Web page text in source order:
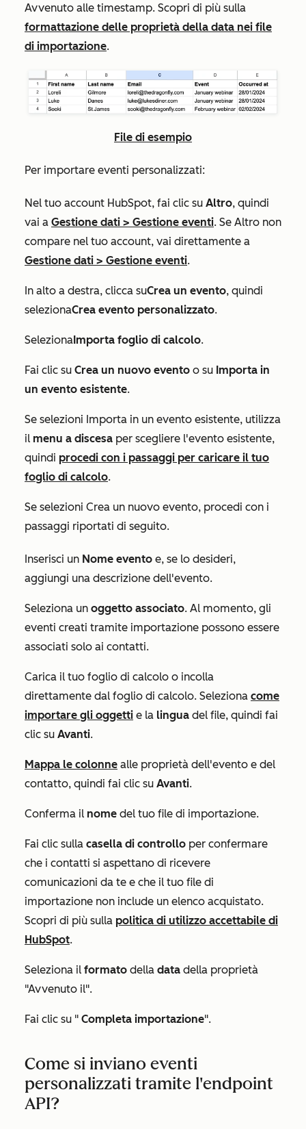
Avvenuto alle timestamp. Scopri di più sulla
formattazione delle proprietà della data nei file
di importazione.
File di esempio
Per importare eventi personalizzati:
Nel tuo account HubSpot, fai clic su Altro, quindi
vai a Gestione dati > Gestione eventi. Se Altro non
compare nel tuo account, vai direttamente a
Gestione dati > Gestione eventi.
In alto a destra, clicca suCrea un evento, quindi
selezionaCrea evento personalizzato.
SelezionaImporta foglio di calcolo.
Fai clic su Crea un nuovo evento o su Importa in
un evento esistente.
Se selezioni Importa in un evento esistente, utilizza
il menu a discesa per scegliere l'evento esistente,
quindi procedi con i passaggi per caricare il tuo
foglio di calcolo.
Se selezioni Crea un nuovo evento, procedi con i
passaggi riportati di seguito.
Inserisci un Nome evento e, se lo desideri,
aggiungi una descrizione dell'evento.
Seleziona un oggetto associato. Al momento, gli
eventi creati tramite importazione possono essere
associati solo ai contatti.
Carica il tuo foglio di calcolo o incolla
direttamente dal foglio di calcolo. Seleziona come
importare gli oggetti e la lingua del file, quindi fai
clic su Avanti.
Mappa le colonne alle proprietà dell'evento e del
contatto, quindi fai clic su Avanti.
Conferma il nome del tuo file di importazione.
Fai clic sulla casella di controllo per confermare
che i contatti si aspettano di ricevere
comunicazioni da te e che il tuo file di
importazione non include un elenco acquistato.
Scopri di più sulla politica di utilizzo accettabile di
HubSpot.
Seleziona il formato della data della proprietà
"Avvenuto il".
Fai clic su " Completa importazione".
Come si inviano eventi
personalizzati tramite l'endpoint
API?